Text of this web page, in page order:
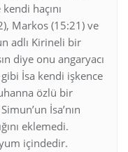
haçını
Markos (15:21) ve
adlı Kirineli bir
diye onu angaryacı
İsa kendi işkence
özlü bir
İsa’nın
eklemedi.
içindedir.